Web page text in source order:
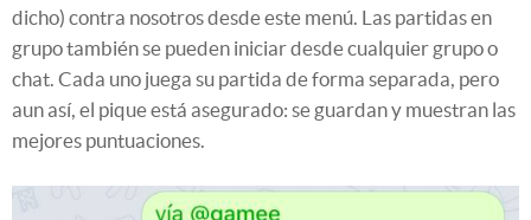
dicho) contra nosotros desde este menú. Las partidas en
grupo también se pueden iniciar desde cualquier grupo o
chat. Cada uno juega su partida de forma separada, pero
aun así, el pique está asegurado: se guardan y muestran las
mejores puntuaciones.